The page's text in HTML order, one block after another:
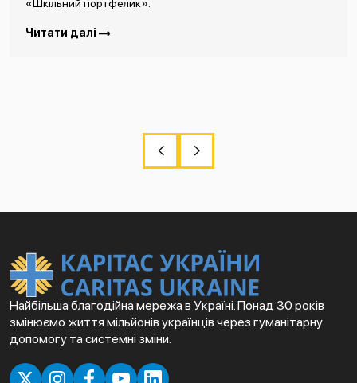
«Шкільний портфелик».
Читати далі
Найбільша благодійна мережа в Україні. Понад 30 років
змінюємо життя мільйонів українців через гуманітарну
допомогу та системні зміни.